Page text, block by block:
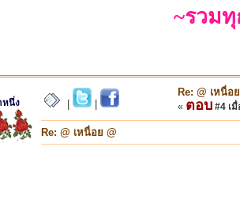
~รวม
หนึ่ง
Re: @ เหนื่อ
« ตอบ #4 เมื่
Re: @ เหนื่อย @